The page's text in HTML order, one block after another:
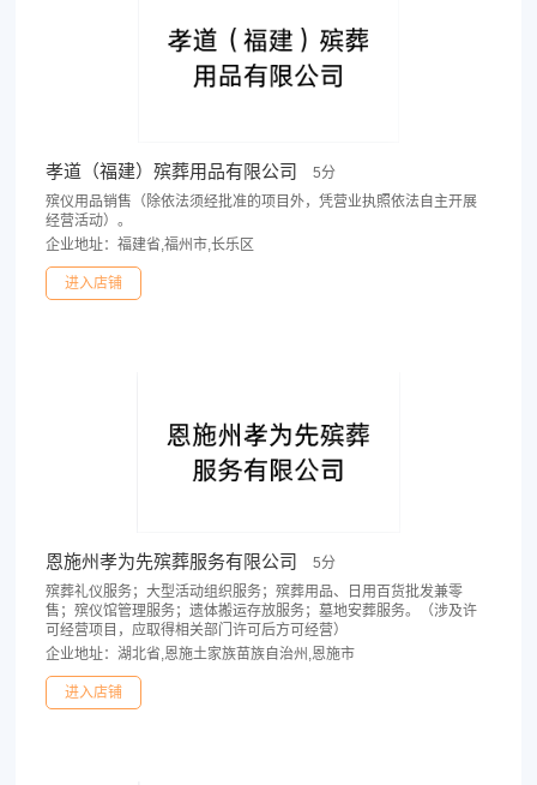
孝道（福建）殡葬用品有限公司
5分
殡仪用品销售（除依法须经批准的项目外，凭营业执照依法自主开展
经营活动）。
企业地址：福建省,福州市,长乐区
进入店铺
恩施州孝为先殡葬服务有限公司
5分
殡葬礼仪服务；大型活动组织服务；殡葬用品、日用百货批发兼零
售；殡仪馆管理服务；遗体搬运存放服务；墓地安葬服务。（涉及许
可经营项目，应取得相关部门许可后方可经营）
企业地址：湖北省,恩施土家族苗族自治州,恩施市
进入店铺